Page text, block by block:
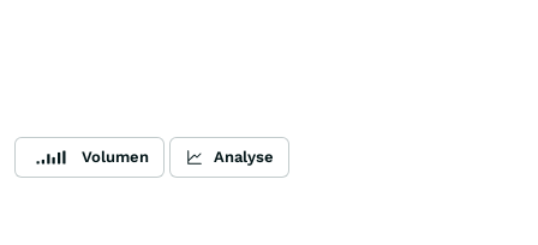
Volumen Analyse